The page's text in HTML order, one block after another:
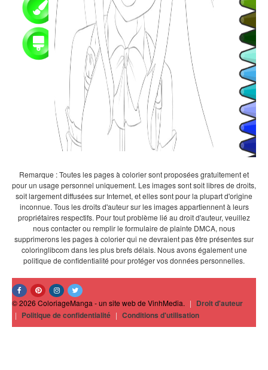
Remarque : Toutes les pages à colorier sont proposées gratuitement et
pour un usage personnel uniquement. Les images sont soit libres de droits,
soit largement diffusées sur Internet, et elles sont pour la plupart d'origine
inconnue. Tous les droits d'auteur sur les images appartiennent à leurs
propriétaires respectifs. Pour tout problème lié au droit d'auteur, veuillez
nous contacter ou remplir le formulaire de plainte DMCA, nous
supprimerons les pages à colorier qui ne devraient pas être présentes sur
coloringlibcom dans les plus brefs délais. Nous avons également une
politique de confidentialité pour protéger vos données personnelles.
© 2026 ColoriageManga - un site web de VinhMedia. | Droit d'auteur
| Politique de confidentialité | Conditions d'utilisation